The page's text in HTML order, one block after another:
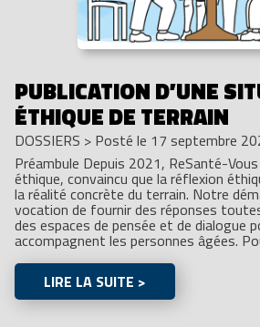
PUBLICATION D’UNE
ÉTHIQUE DE TERRAIN
DOSSIERS > Posté le 17 septembre
Préambule Depuis 2021, ReSanté-
éthique, convaincu que la réflexion
la réalité concrète du terrain. Notre
vocation de fournir des réponses
des espaces de pensée et de dialogue
accompagnent les personnes âgées.
LIRE LA SUITE >